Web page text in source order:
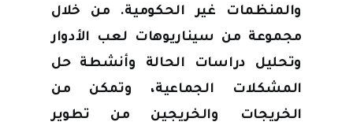
والمنظمات غير الحكومية. من خلال
مجموعة من سيناريوهات لعب الأدوار
وتحليل دراسات الحالة وأنشطة حل
المشكلات الجماعية، وتمكن من
الخريجات والخريجين من تطوير